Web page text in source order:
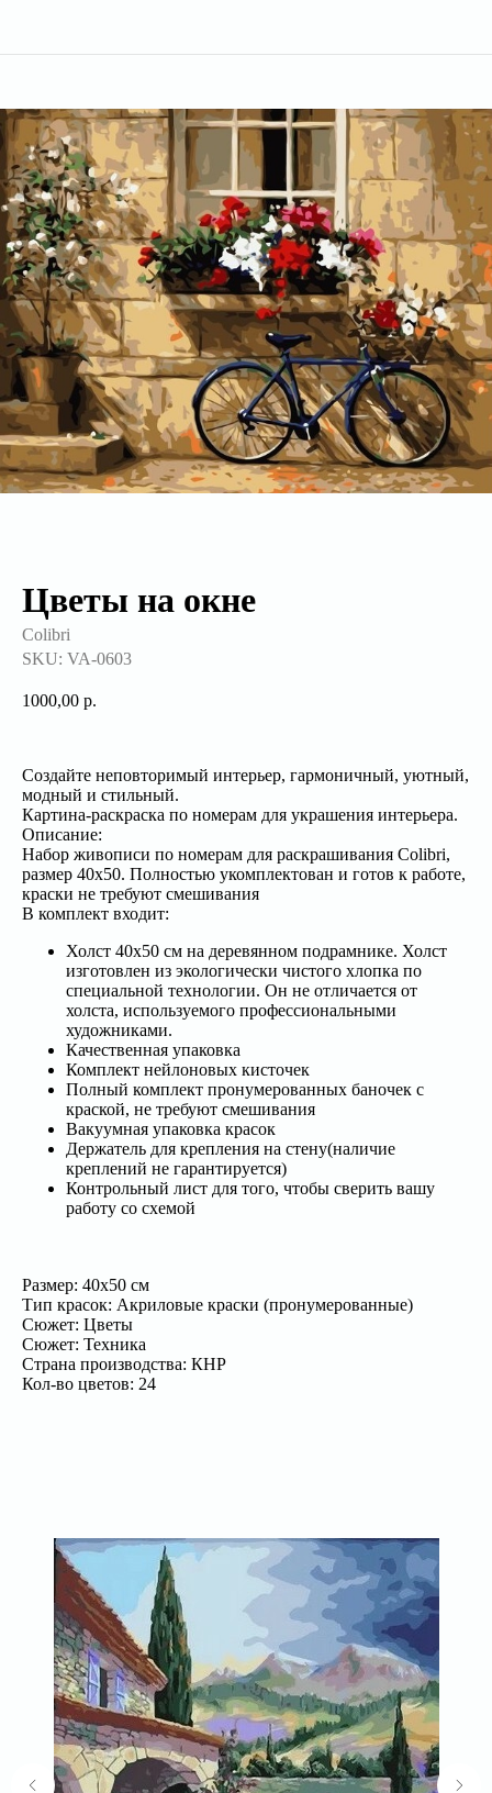
Цветы на окне
Colibri
SKU: VA-0603
1000,00 р.
Создайте неповторимый интерьер, гармоничный, уютный,
модный и стильный.
Картина-раскраска по номерам для украшения интерьера.
Описание:
Набор живописи по номерам для раскрашивания Colibri,
размер 40x50. Полностью укомплектован и готов к работе,
краски не требуют смешивания
В комплект входит:
Холст 40x50 см на деревянном подрамнике. Холст
изготовлен из экологически чистого хлопка по
специальной технологии. Он не отличается от
холста, используемого профессиональными
художниками.
Качественная упаковка
Комплект нейлоновых кисточек
Полный комплект пронумерованных баночек с
краской, не требуют смешивания
Вакуумная упаковка красок
Держатель для крепления на стену(наличие
креплений не гарантируется)
Контрольный лист для того, чтобы сверить вашу
работу со схемой
Размер: 40х50 см
Тип красок: Акриловые краски (пронумерованные)
Сюжет: Цветы
Сюжет: Техника
Страна производства: КНР
Кол-во цветов: 24